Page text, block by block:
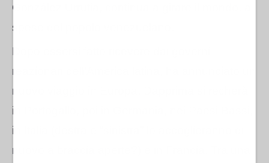
González Urrutia, continua a girare il mondo, a
spese del popolo venezuelano.
Dopo essersi fatto ricevere dai governi
reazionari dell'America latina, ha annunciato un
nuovo viaggio in Europa. Dapprima si recherà
in Portogallo, poi in Germania, nei Paesi Bassi,
in Italia (destra e “sinistra” lo accoglieranno di
nuovo a braccia aperte?) e in Francia. Tra una